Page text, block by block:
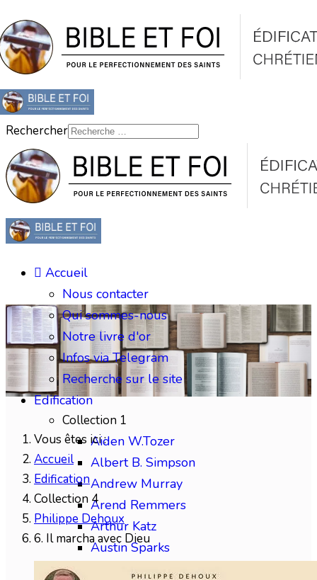
Rechercher
Accueil
Nous contacter
Qui sommes-nous
Notre livre d'or
Infos via Telegram
Recherche sur le site
Edification
Collection 1
Aiden W.Tozer
Albert B. Simpson
Andrew Murray
Arend Remmers
Arthur Katz
Austin Sparks
Benjamin Gabelle
Vous êtes ici :
Accueil
Edification
Collection 4
Philippe Dehoux
6. Il marcha avec Dieu